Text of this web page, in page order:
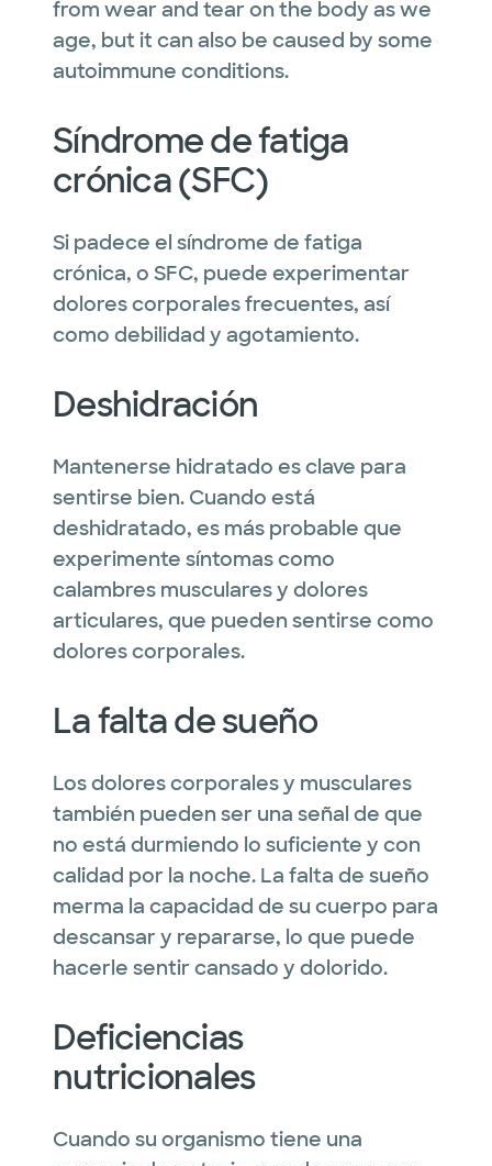
from wear and tear on the body as we
age, but it can also be caused by some
autoimmune conditions.
Síndrome de fatiga
crónica (SFC)
Si padece el síndrome de fatiga
crónica, o SFC, puede experimentar
dolores corporales frecuentes, así
como debilidad y agotamiento.
Deshidración
Mantenerse hidratado es clave para
sentirse bien. Cuando está
deshidratado, es más probable que
experimente síntomas como
calambres musculares y dolores
articulares, que pueden sentirse como
dolores corporales.
La falta de sueño
Los dolores corporales y musculares
también pueden ser una señal de que
no está durmiendo lo suficiente y con
calidad por la noche. La falta de sueño
merma la capacidad de su cuerpo para
descansar y repararse, lo que puede
hacerle sentir cansado y dolorido.
Deficiencias
nutricionales
Cuando su organismo tiene una